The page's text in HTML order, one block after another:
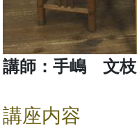
講師：手嶋 文枝
講座内容